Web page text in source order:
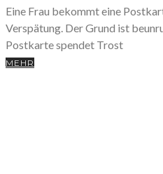
Eine Frau bekommt eine
Verspätung. Der Grund ist
Postkarte spendet Trost
MEHR